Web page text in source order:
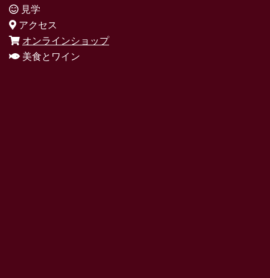
見学
アクセス
オンラインショップ
美食とワイン